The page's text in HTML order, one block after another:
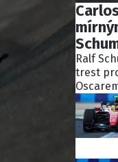
Ralf
trest
několik